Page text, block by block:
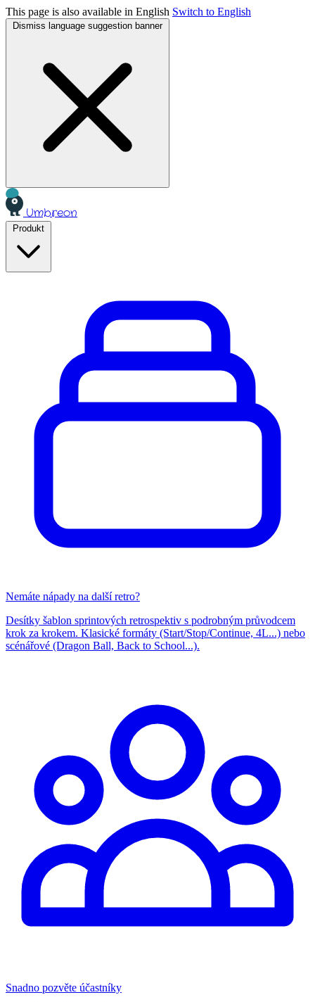
This page is also available in English Switch to English
Dismiss language suggestion banner
Umbreon
Nemáte nápady na další retro?
Desítky šablon sprintových retrospektiv s podrobným průvodcem
krok za krokem. Klasické formáty (Start/Stop/Continue, 4L...) nebo
scénářové (Dragon Ball, Back to School...).
Snadno pozvěte účastníky